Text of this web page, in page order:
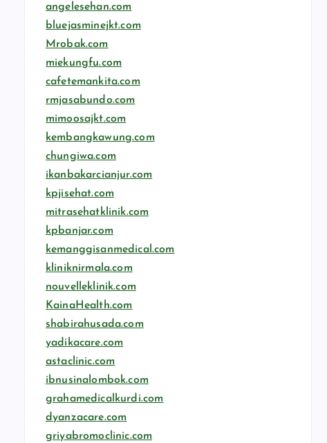
angelesehan.com
bluejasminejkt.com
Mrobak.com
miekungfu.com
cafetemankita.com
rmjasabundo.com
mimoosajkt.com
kembangkawung.com
chungiwa.com
ikanbakarcianjur.com
kpjisehat.com
mitrasehatklinik.com
kpbanjar.com
kemanggisanmedical.com
kliniknirmala.com
nouvelleklinik.com
KainaHealth.com
shabirahusada.com
yadikacare.com
astaclinic.com
ibnusinalombok.com
grahamedicalkurdi.com
dyanzacare.com
griyabromoclinic.com